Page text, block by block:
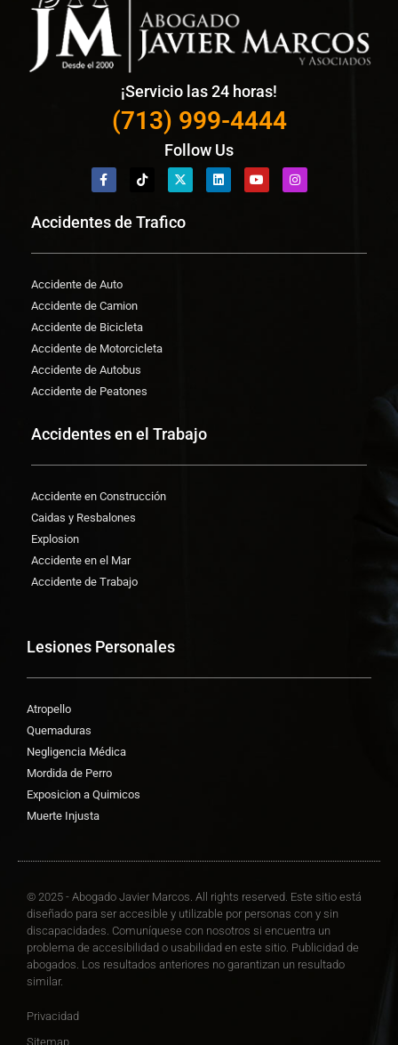
¡Servicio las 24 horas!
(713) 999-4444
Follow Us
Accidentes de Trafico
Accidente de Auto
Accidente de Camion
Accidente de Bicicleta
Accidente de Motorcicleta
Accidente de Autobus
Accidente de Peatones
Accidentes en el Trabajo
Accidente en Construcción
Caidas y Resbalones
Explosion
Accidente en el Mar
Accidente de Trabajo
Lesiones Personales
Atropello
Quemaduras
Negligencia Médica
Mordida de Perro
Exposicion a Quimicos
Muerte Injusta
© 2025 - Abogado Javier Marcos. All rights reserved. Este sitio está
diseñado para ser accesible y utilizable por personas con y sin
discapacidades. Comuníquese con nosotros si encuentra un
problema de accesibilidad o usabilidad en este sitio. Publicidad de
abogados. Los resultados anteriores no garantizan un resultado
similar.
Privacidad
Sitemap